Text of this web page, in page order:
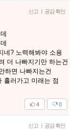
신고 | 공감 확인
네? 노력해봐야 소용
더 나빠지기만 하는건
하면 나빠지는건
흘러가고 미래는 점
0
4
신고 | 공감 확인